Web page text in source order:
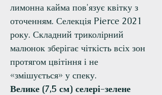
лимонна кайма пов'язує квітку з
оточенням. Селекція Pierce 2021
року. Складний триколірний
малюнок зберігає чіткість всіх зон
протягом цвітіння і не
«змішується» у спеку.
Велике (7,5 см) селері-зелене